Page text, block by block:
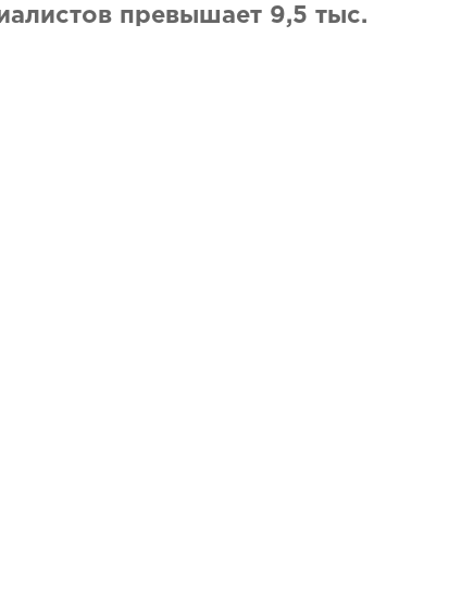
превышает 9,5 тыс.